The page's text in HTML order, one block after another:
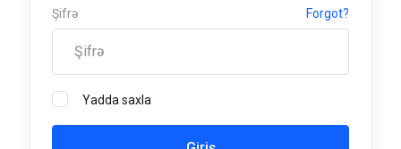
Şifrə Forgot?
Yadda saxla